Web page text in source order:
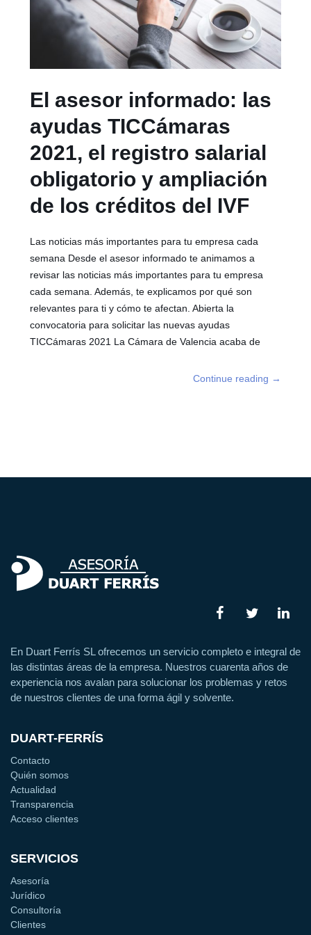
El asesor informado: las
ayudas TICCámaras
2021, el registro salarial
obligatorio y ampliación
de los créditos del IVF
Las noticias más importantes para tu empresa cada
semana Desde el asesor informado te animamos a
revisar las noticias más importantes para tu empresa
cada semana. Además, te explicamos por qué son
relevantes para ti y cómo te afectan. Abierta la
convocatoria para solicitar las nuevas ayudas
TICCámaras 2021 La Cámara de Valencia acaba de
Continue reading →
En Duart Ferrís SL ofrecemos un servicio completo e integral de
las distintas áreas de la empresa. Nuestros cuarenta años de
experiencia nos avalan para solucionar los problemas y retos
de nuestros clientes de una forma ágil y solvente.
DUART-FERRÍS
Contacto
Quién somos
Actualidad
Transparencia
Acceso clientes
SERVICIOS
Asesoría
Jurídico
Consultoría
Clientes